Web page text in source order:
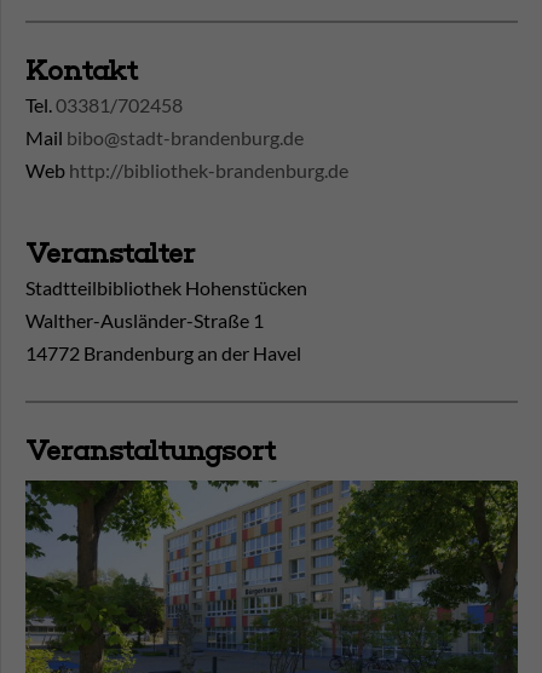
Kontakt
Tel.03381/702458
Mail bibo@stadt-brandenburg.de
Web http://bibliothek-brandenburg.de
Veranstalter
Stadtteilbibliothek Hohenstücken
Walther-Ausländer-Straße 1
14772 Brandenburg an der Havel
Veranstaltungsort